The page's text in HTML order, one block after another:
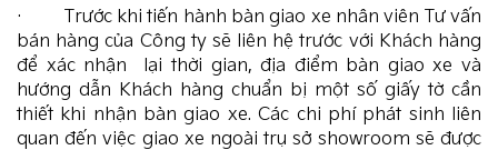
· Trước khi tiến hành bàn giao xe nhân viên Tư vấn
bán hàng của Công ty sẽ liên hệ trước với Khách hàng
để xác nhận lại thời gian, địa điểm bàn giao xe và
hướng dẫn Khách hàng chuẩn bị một số giấy tờ cần
thiết khi nhận bàn giao xe. Các chi phí phát sinh liên
quan đến việc giao xe ngoài trụ sở showroom sẽ được